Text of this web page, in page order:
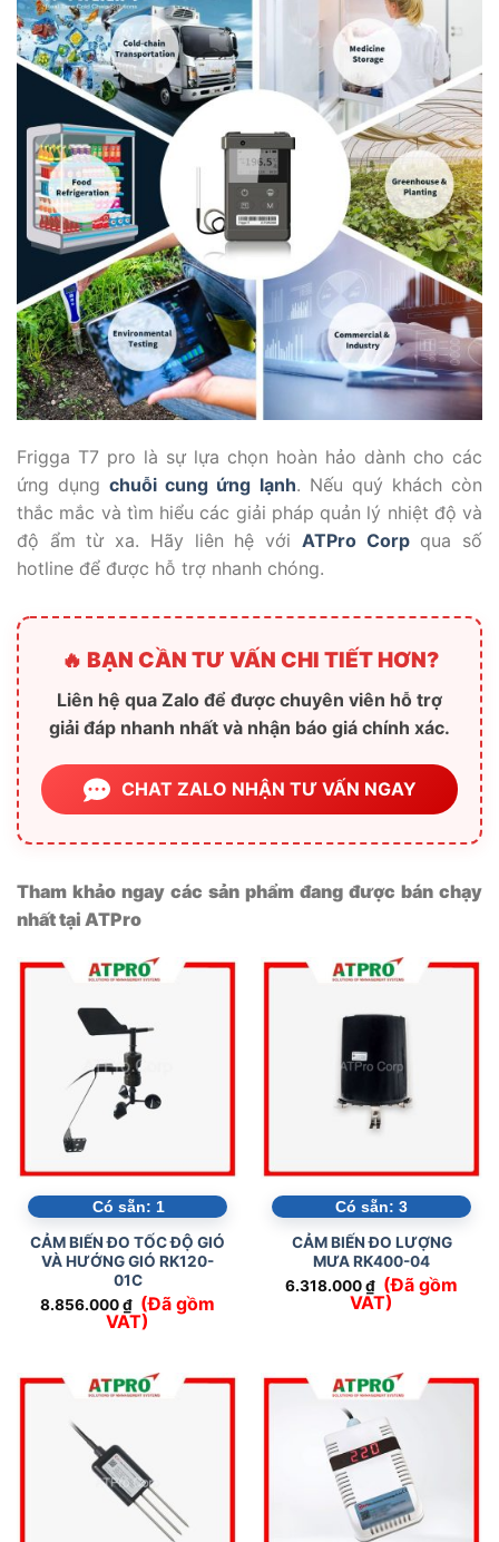
Frigga T7 pro là sự lựa chọn hoàn hảo dành cho các
ứng dụngchuỗi cung ứng lạnh. Nếu quý khách còn
thắc mắc và tìm hiểu các giải pháp quản lý nhiệt độ và
độ ẩm từ xa. Hãy liên hệ với ATPro Corpqua số
hotline để được hỗ trợ nhanh chóng.
🔥 BẠN CẦN TƯ VẤN CHI TIẾT HƠN?
Liên hệ qua Zalo để được chuyên viên hỗ trợ
giải đáp nhanh nhất và nhận báo giá chính xác.
CHAT ZALO NHẬN TƯ VẤN NGAY
Tham khảo ngay các sản phẩm đang được bán chạy
nhất tại ATPro
Có sẵn: 1
CẢM BIẾN ĐO TỐC ĐỘ GIÓ
VÀ HƯỚNG GIÓ RK120-
01C
8.856.000₫ (Đã gồm
VAT)
Có sẵn: 3
CẢM BIẾN ĐO LƯỢNG
MƯA RK400-04
6.318.000₫ (Đã gồm
VAT)